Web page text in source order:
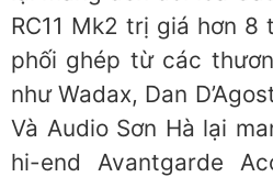
RC11 Mk2 trị giá hơn
phối ghép từ các
như Wadax, Dan
Và Audio Sơn Hà lại
hi-end Avantgarde